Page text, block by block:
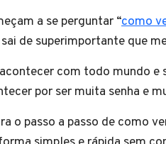
a se perguntar “como
de superimportante que
com todo mundo e
por ser muita senha e
o passo a passo de como